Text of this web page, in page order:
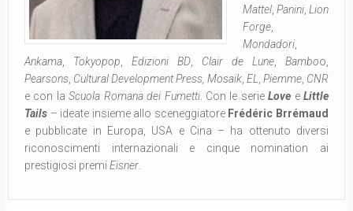
Mattel Panini Lion
Forge
Mondadori
Ankama
Tokyopop Edizioni BD Clair de Lune Bamboo,
Pearsons Cultural Development Press, Mosaik EL Piemme CNR
e con laScuola Romana dei Fumetti. Con le serieLove eLittle
Tails – ideate insieme allo sceneggiatore Frédéric Brrémaud
e pubblicate in Europa, USA e Cina – ha ottenuto diversi
riconoscimenti internazionali e cinque nomination ai
prestigiosi premi Eisner